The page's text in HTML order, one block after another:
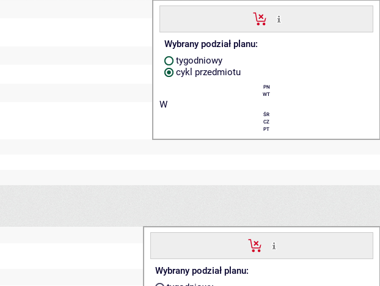
Wybrany podział planu:
tygodniowy
cykl przedmiotu
PN
WT
W
ŚR
CZ
PT
Wybrany podział planu: